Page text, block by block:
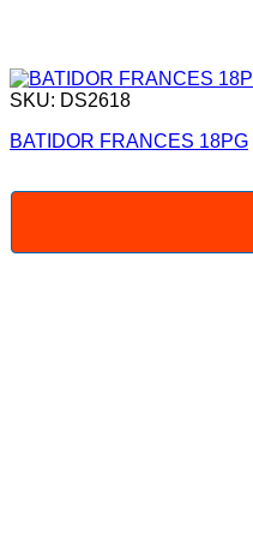
SKU: DS2618
BATIDOR FRANCES 18PG